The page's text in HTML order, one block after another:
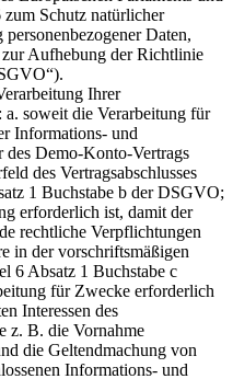
Schutz natürlicher
Daten,
Aufhebung der Richtlinie
Ihrer
a. soweit die Verarbeitung für
Informations- und
des Demo-Konto-Vertrags
des Vertragsabschlusses
1 Buchstabe b der DSGVO;
erforderlich ist, damit der
rechtliche Verpflichtungen
in der vorschriftsmäßigen
6 Absatz 1 Buchstabe c
für Zwecke erforderlich
Interessen des
z. B. die Vornahme
die Geltendmachung von
Informations- und